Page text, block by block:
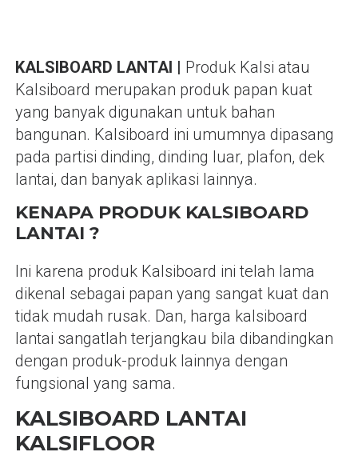
KALSIBOARD LANTAI | Produk Kalsi atau
Kalsiboard merupakan produk papan kuat
yang banyak digunakan untuk bahan
bangunan. Kalsiboard ini umumnya dipasang
pada partisi dinding, dinding luar, plafon, dek
lantai, dan banyak aplikasi lainnya.
KENAPA PRODUK KALSIBOARD
LANTAI ?
Ini karena produk Kalsiboard ini telah lama
dikenal sebagai papan yang sangat kuat dan
tidak mudah rusak. Dan, harga kalsiboard
lantai sangatlah terjangkau bila dibandingkan
dengan produk-produk lainnya dengan
fungsional yang sama.
KALSIBOARD LANTAI
KALSIFLOOR